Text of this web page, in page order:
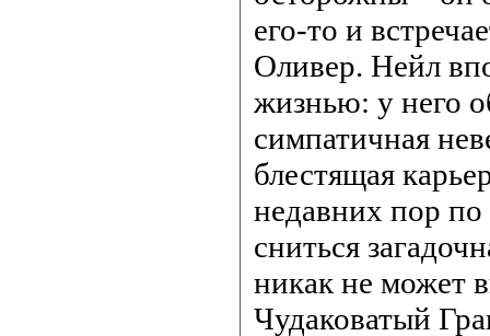
его-то и
Оливер. Нейл
жизнью: у него
симпатичная
блестящая
недавних пор по
сниться
никак не может
Чудаковатый